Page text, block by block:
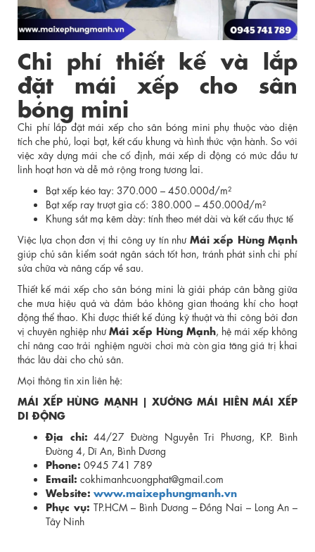
Chi phí thiết kế và lắp
đặt mái xếp cho sân
bóng mini
Chi phí lắp đặt mái xếp cho sân bóng mini phụ thuộc vào diện
tích che phủ, loại bạt, kết cấu khung và hình thức vận hành. So với
việc xây dựng mái che cố định, mái xếp di động có mức đầu tư
linh hoạt hơn và dễ mở rộng trong tương lai.
Bạt xếp kéo tay: 370.000 – 450.000đ/m²
Bạt xếp ray trượt gia cố: 380.000 – 450.000đ/m²
Khung sắt mạ kẽm dày: tính theo mét dài và kết cấu thực tế
Việc lựa chọn đơn vị thi công uy tín như Mái xếp Hùng Mạnh
giúp chủ sân kiểm soát ngân sách tốt hơn, tránh phát sinh chi phí
sửa chữa và nâng cấp về sau.
Thiết kế mái xếp cho sân bóng mini là giải pháp cân bằng giữa
che mưa hiệu quả và đảm bảo không gian thoáng khí cho hoạt
động thể thao. Khi được thiết kế đúng kỹ thuật và thi công bởi đơn
vị chuyên nghiệp như Mái xếp Hùng Mạnh , hệ mái xếp không
chỉ nâng cao trải nghiệm người chơi mà còn gia tăng giá trị khai
thác lâu dài cho chủ sân.
Mọi thông tin xin liên hệ:
MÁI XẾP HÙNG MẠNH | XƯỞNG MÁI HIÊN MÁI XẾP
DI ĐỘNG
Địa chỉ: 44/27 Đường Nguyễn Tri Phương, KP. Bình
Đường 4, Dĩ An, Bình Dương
Phone: 0945 741 789
Email: cokhimanhcuongphat@gmail.com
Website: www.maixephungmanh.vn
Phục vụ: TP.HCM – Bình Dương – Đồng Nai – Long An –
Tây Ninh